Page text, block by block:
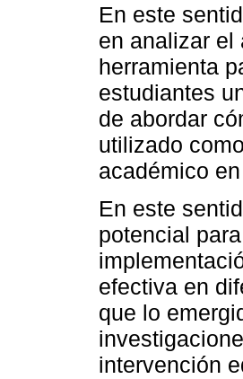
En este
en analizar el
herramienta
estudiantes
de abordar
utilizado
académico
En este
potencial
efectiva en
que lo
intervención